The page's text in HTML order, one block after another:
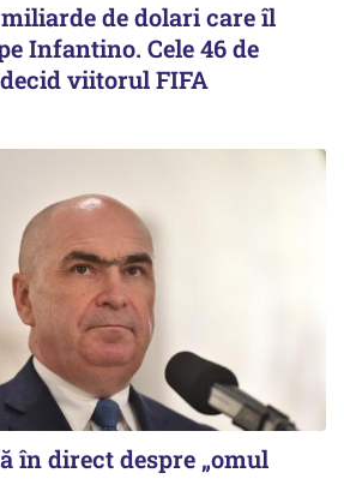
de dolari care îl
Infantino. Cele 46 de
viitorul FIFA
în direct despre „omul